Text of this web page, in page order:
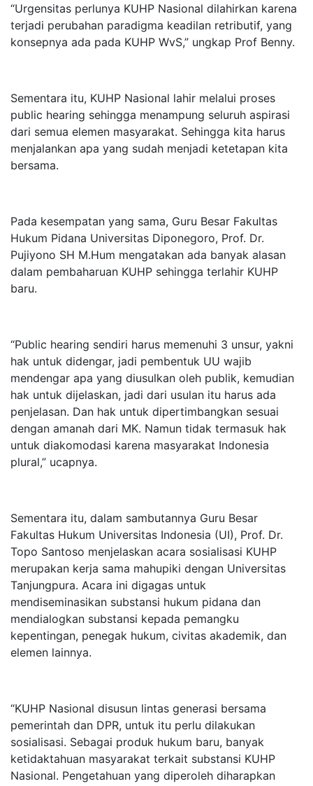
“Urgensitas perlunya KUHP Nasional dilahirkan karena
terjadi perubahan paradigma keadilan retributif, yang
konsepnya ada pada KUHP WvS,” ungkap Prof Benny.
Sementara itu, KUHP Nasional lahir melalui proses
public hearing sehingga menampung seluruh aspirasi
dari semua elemen masyarakat. Sehingga kita harus
menjalankan apa yang sudah menjadi ketetapan kita
bersama.
Pada kesempatan yang sama, Guru Besar Fakultas
Hukum Pidana Universitas Diponegoro, Prof. Dr.
Pujiyono SH M.Hum mengatakan ada banyak alasan
dalam pembaharuan KUHP sehingga terlahir KUHP
baru.
“Public hearing sendiri harus memenuhi 3 unsur, yakni
hak untuk didengar, jadi pembentuk UU wajib
mendengar apa yang diusulkan oleh publik, kemudian
hak untuk dijelaskan, jadi dari usulan itu harus ada
penjelasan. Dan hak untuk dipertimbangkan sesuai
dengan amanah dari MK. Namun tidak termasuk hak
untuk diakomodasi karena masyarakat Indonesia
plural,” ucapnya.
Sementara itu, dalam sambutannya Guru Besar
Fakultas Hukum Universitas Indonesia (UI), Prof. Dr.
Topo Santoso menjelaskan acara sosialisasi KUHP
merupakan kerja sama mahupiki dengan Universitas
Tanjungpura. Acara ini digagas untuk
mendiseminasikan substansi hukum pidana dan
mendialogkan substansi kepada pemangku
kepentingan, penegak hukum, civitas akademik, dan
elemen lainnya.
“KUHP Nasional disusun lintas generasi bersama
pemerintah dan DPR, untuk itu perlu dilakukan
sosialisasi. Sebagai produk hukum baru, banyak
ketidaktahuan masyarakat terkait substansi KUHP
Nasional. Pengetahuan yang diperoleh diharapkan